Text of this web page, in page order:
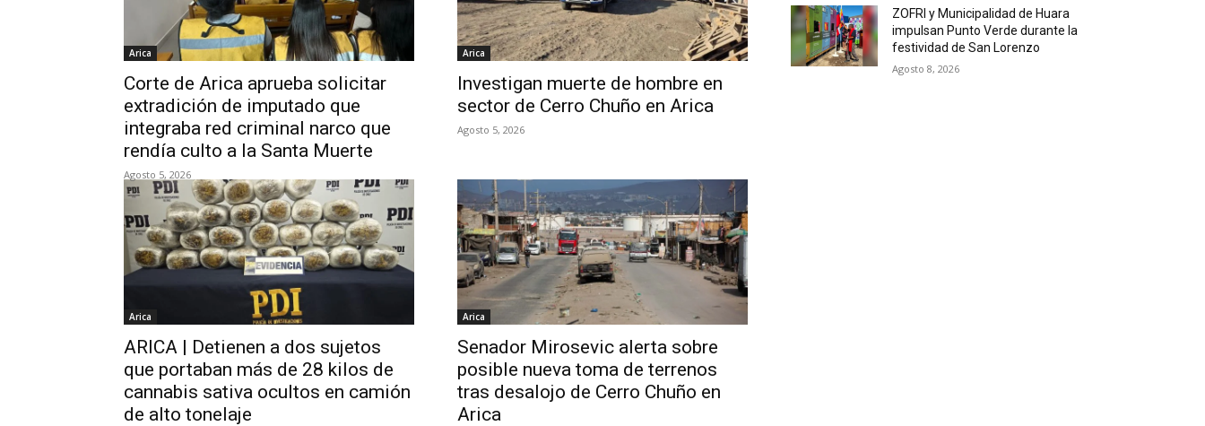
Arica
Corte de Arica aprueba solicitar
extradición de imputado que
integraba red criminal narco que
rendía culto a la Santa Muerte
Agosto 5, 2026
Arica
Investigan muerte de hombre en
sector de Cerro Chuño en Arica
Agosto 5, 2026
Arica
ARICA | Detienen a dos sujetos
que portaban más de 28 kilos de
cannabis sativa ocultos en camión
de alto tonelaje
Arica
Senador Mirosevic alerta sobre
posible nueva toma de terrenos
tras desalojo de Cerro Chuño en
Arica
ZOFRI y Municipalidad de Huara
impulsan Punto Verde durante la
festividad de San Lorenzo
Agosto 8, 2026